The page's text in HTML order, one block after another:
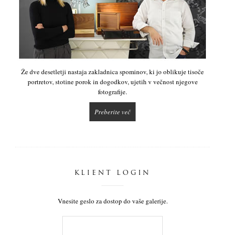
Že dve desetletji nastaja zakladnica spominov, ki jo oblikuje tisoče
portretov, stotine porok in dogodkov, ujetih v večnost njegove
fotografije.
Preberite več
KLIENT LOGIN
Vnesite geslo za dostop do vaše galerije.